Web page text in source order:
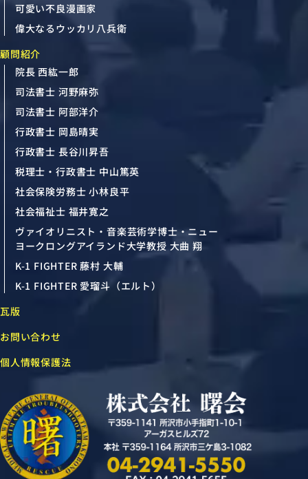
可愛い不良漫画家
偉大なるウッカリ八兵衛
顧問紹介
院長 西紘一郎
司法書士 河野麻弥
司法書士 阿部洋介
行政書士 岡島晴実
行政書士 長谷川昇吾
税理士・行政書士 中山篤英
社会保険労務士 小林良平
社会福祉士 福井寛之
ヴァイオリニスト・音楽芸術学博士・ニュー
ヨークロングアイランド大学教授 大曲 翔
K-1 FIGHTER 藤村 大輔
K-1 FIGHTER 愛瑠斗（エルト）
瓦版
お問い合わせ
個人情報保護法